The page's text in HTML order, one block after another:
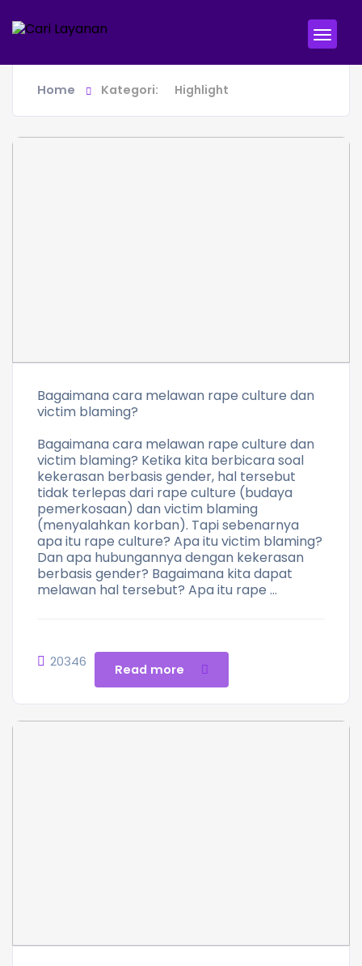
Home Kategori: Highlight
Bagaimana cara melawan rape culture dan
victim blaming?
Bagaimana cara melawan rape culture dan
victim blaming? Ketika kita berbicara soal
kekerasan berbasis gender, hal tersebut
tidak terlepas dari rape culture (budaya
pemerkosaan) dan victim blaming
(menyalahkan korban). Tapi sebenarnya
apa itu rape culture? Apa itu victim blaming?
Dan apa hubungannya dengan kekerasan
berbasis gender? Bagaimana kita dapat
melawan hal tersebut? Apa itu rape …
20346 Read more